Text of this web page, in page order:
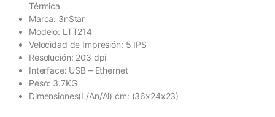
Térmica
Marca: 3nStar
Modelo: LTT214
Velocidad de Impresión: 5 IPS
Resolución: 203 dpi
Interface: USB – Ethernet
Peso: 3.7KG
Dimensiones(L/An/Al) cm: (36x24x23)